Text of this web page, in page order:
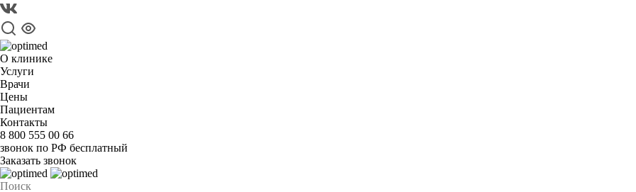
О клинике
Услуги
Врачи
Цены
Пациентам
Контакты
8 800 555 00 66
звонок по РФ бесплатный
Заказать звонок